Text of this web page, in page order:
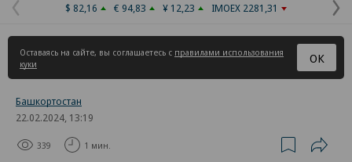
Предыдущая
страница
$ 82,16 € 94,83 ¥ 12,23 IMOEX 2281,31
Оставаясь на сайте, вы соглашаетесь с правилами использования
куки
ОК
Башкортостан
22.02.2024, 13:19
339 1 мин.